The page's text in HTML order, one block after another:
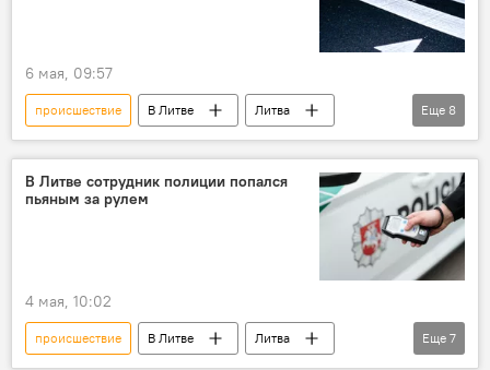
6 мая, 09:57
происшествие В Литве
Литва
Общество
Происшествия
ДТП
военные
полиция
полиция Литвы
пешеход
Еще 8
В Литве сотрудник полиции попался
пьяным за рулем
4 мая, 10:02
происшествие В Литве
Литва
Еще 7